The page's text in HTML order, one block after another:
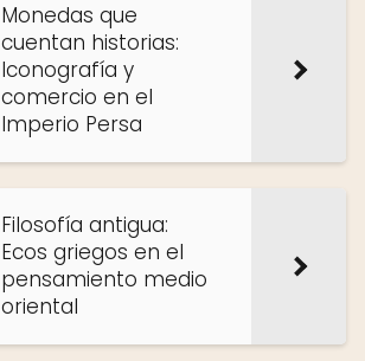
Monedas que
cuentan historias:
Iconografía y
comercio en el
Imperio Persa
Filosofía antigua:
Ecos griegos en el
pensamiento medio
oriental